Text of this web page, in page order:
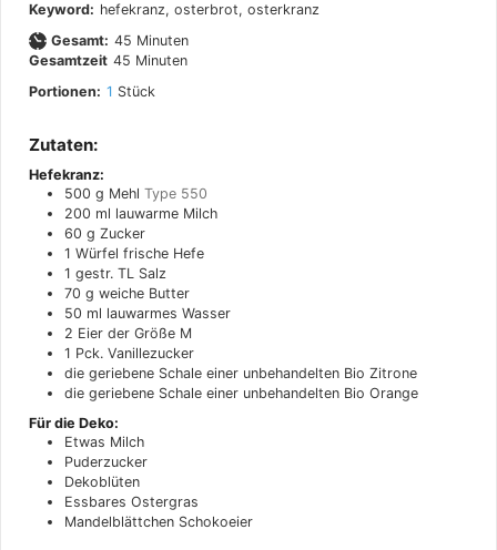
Keyword: hefekranz, osterbrot, osterkranz
Gesamt: 45 Minuten
Minuten
Gesamtzeit 45 Minuten
Minuten
Portionen: 1 Stück
Zutaten:
Hefekranz:
500 g Mehl Type 550
200 ml lauwarme Milch
60 g Zucker
1 Würfel frische Hefe
1 gestr. TL Salz
70 g weiche Butter
50 ml lauwarmes Wasser
2 Eier der Größe M
1 Pck. Vanillezucker
die geriebene Schale einer unbehandelten Bio Zitrone
die geriebene Schale einer unbehandelten Bio Orange
Für die Deko:
Etwas Milch
Puderzucker
Dekoblüten
Essbares Ostergras
Mandelblättchen Schokoeier